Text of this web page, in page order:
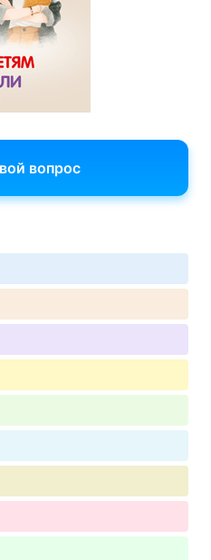
вопрос